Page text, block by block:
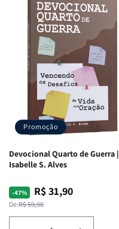
Promoção
Devocional Quarto de Guerra |
Isabelle S. Alves
-47%
Preço
normal
De:R$ 59,90
Preço
promocional
R$ 31,90